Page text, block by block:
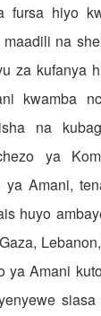
fursa hiyo
na
za kufanya
kwamba
na
ya
Amani,
huyo
ya Amani